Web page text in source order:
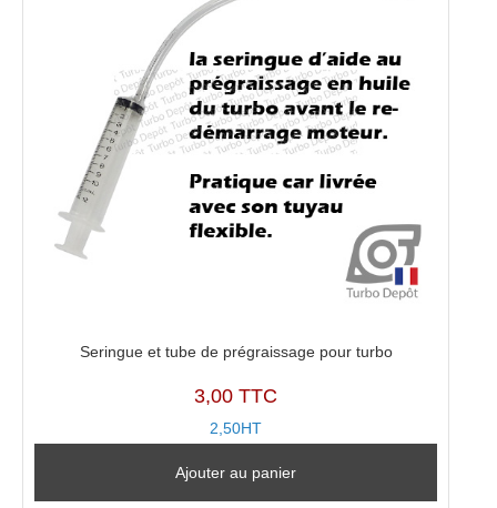
Seringue et tube de prégraissage pour turbo
3,00 TTC
2,50HT
Ajouter au panier